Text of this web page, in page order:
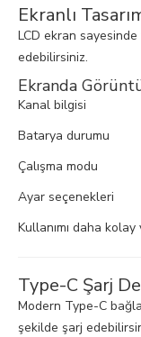
Ekranlı
LCD ekran
edebilirsiniz.
Ekranda
Kanal bilgisi
Batarya durumu
Çalışma modu
Ayar seçenekleri
Kullanımı daha
Type-C Şarj
Modern Type-C
şekilde şarj